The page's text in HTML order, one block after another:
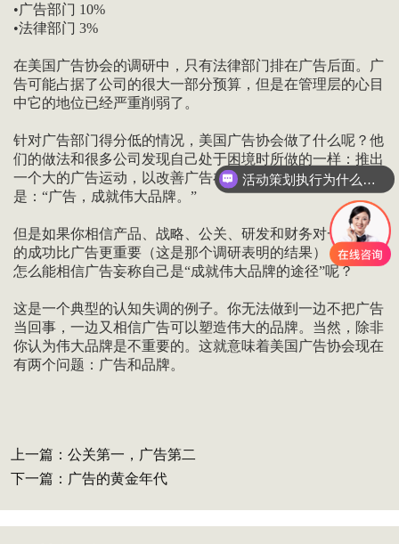
•广告部门 10%
•法律部门 3%
在美国广告协会的调研中，只有法律部门排在广告后面。广
告可能占据了公司的很大一部分预算，但是在管理层的心目
中它的地位已经严重削弱了。
针对广告部门得分低的情况，美国广告协会做了什么呢？他
们的做法和很多公司发现自己处于困境时所做的一样：推出
一个大的广告运动，以改善广告在商业界的认知。主题
是：“广告，成就伟大品牌。”
但是如果你相信产品、战略、公关、研发和财务对一个公司
的成功比广告更重要（这是那个调研表明的结果），那么你
怎么能相信广告妄称自己是“成就伟大品牌的途径”呢？
这是一个典型的认知失调的例子。你无法做到一边不把广告
当回事，一边又相信广告可以塑造伟大的品牌。当然，除非
你认为伟大品牌是不重要的。这就意味着美国广告协会现在
有两个问题：广告和品牌。
上一篇： 公关第一，广告第二
下一篇： 广告的黄金年代